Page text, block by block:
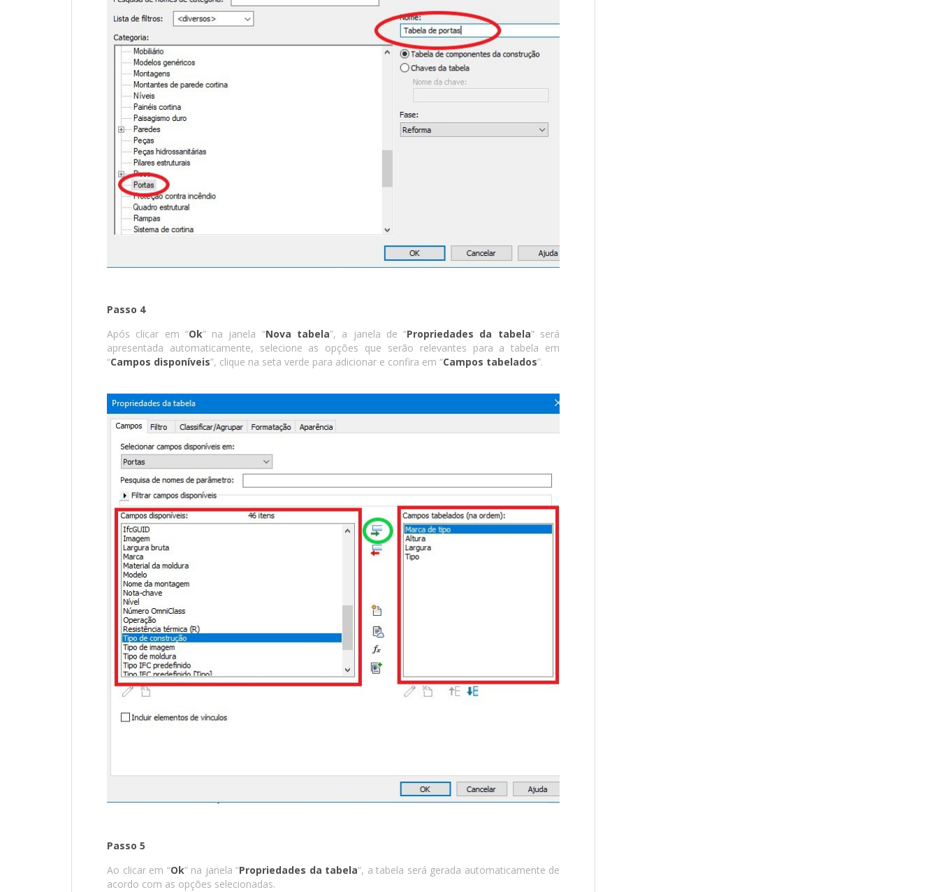
Passo 4
Após clicar em “Ok” na janela “Nova tabela”, a janela de “Propriedades da tabela” será
apresentada automaticamente, selecione as opções que serão relevantes para a tabela em
“Campos disponíveis”, clique na seta verde para adicionar e confira em “Campos tabelados”.
Passo 5
Ao clicar em “Ok” na janela “Propriedades da tabela”, a tabela será gerada automaticamente de
acordo com as opções selecionadas.